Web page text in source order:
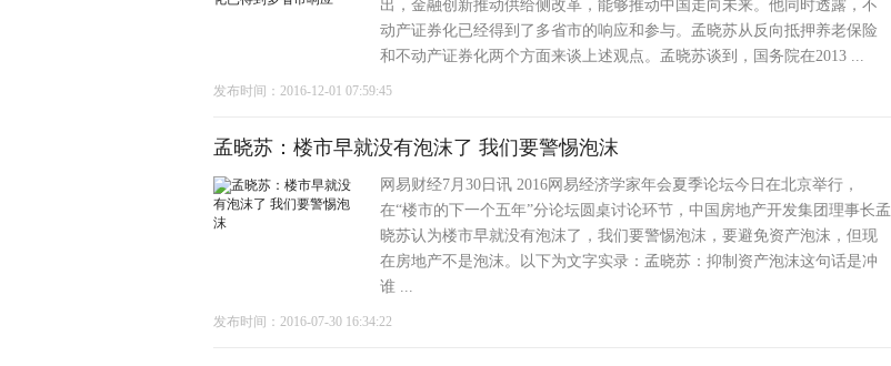
出，金融创新推动供给侧改革，能够推动中国走向未来。他同时透露，不
动产证券化已经得到了多省市的响应和参与。孟晓苏从反向抵押养老保险
和不动产证券化两个方面来谈上述观点。孟晓苏谈到，国务院在2013 ...
发布时间：2016-12-01 07:59:45
孟晓苏：楼市早就没有泡沫了 我们要警惕泡沫
网易财经7月30日讯 2016网易经济学家年会夏季论坛今日在北京举行，
在“楼市的下一个五年”分论坛圆桌讨论环节，中国房地产开发集团理事长孟
晓苏认为楼市早就没有泡沫了，我们要警惕泡沫，要避免资产泡沫，但现
在房地产不是泡沫。以下为文字实录：孟晓苏：抑制资产泡沫这句话是冲
谁 ...
发布时间：2016-07-30 16:34:22